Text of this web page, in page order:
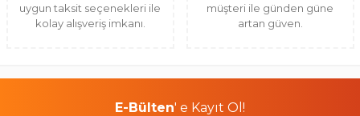
uygun taksit seçenekleri ile
kolay alışveriş imkanı.
müşteri ile günden güne
artan güven.
E-Bülten' e Kayıt Ol!